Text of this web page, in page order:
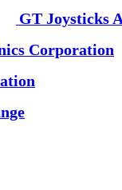
GT Joysticks
Corporation